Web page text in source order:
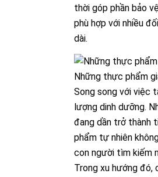
thời góp phần bảo
phù hợp với nhiều
dài.
Những thực phẩm
Song song với việc
lượng dinh dưỡng.
đang dần trở thành
phẩm tự nhiên
con người tìm kiếm
Trong xu hướng đó,